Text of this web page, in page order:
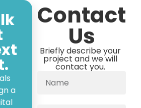
a
Contact
Us
Briefly describe your
project and we will
contact you.